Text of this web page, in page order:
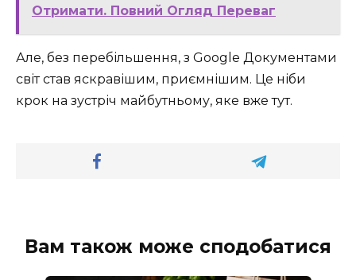
Отримати. Повний Огляд Переваг
Але, без перебільшення, з Google Документами
світ став яскравішим, приємнішим. Це ніби
крок на зустріч майбутньому, яке вже тут.
Вам також може сподобатися